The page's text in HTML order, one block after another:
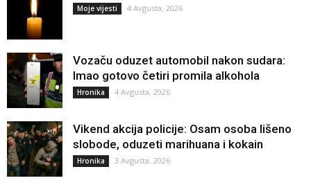
Moje vijesti 4 Avgusta, 2026
Vozaču oduzet automobil nakon sudara:
Imao gotovo četiri promila alkohola
Hronika 4 Avgusta, 2026
Vikend akcija policije: Osam osoba lišeno
slobode, oduzeti marihuana i kokain
Hronika 3 Avgusta, 2026